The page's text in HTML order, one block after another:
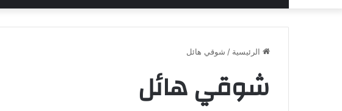
الرئيسية / شوقي هائل
شوقي هائل